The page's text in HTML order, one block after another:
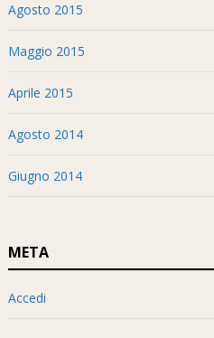
Agosto 2015
Maggio 2015
Aprile 2015
Agosto 2014
Giugno 2014
META
Accedi